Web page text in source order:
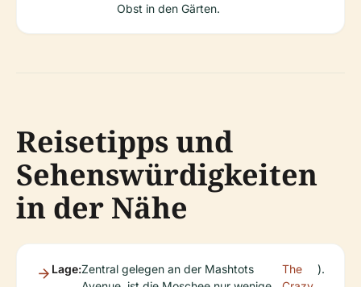
Obst in den Gärten.
Reisetipps und
Sehenswürdigkeiten
in der Nähe
Lage:Zentral gelegen an der Mashtots
The
).